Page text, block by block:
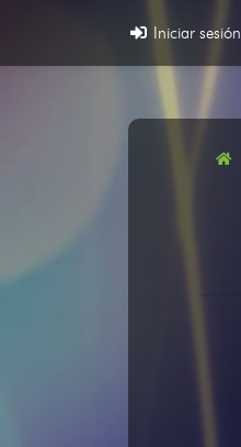
Iniciar sesión